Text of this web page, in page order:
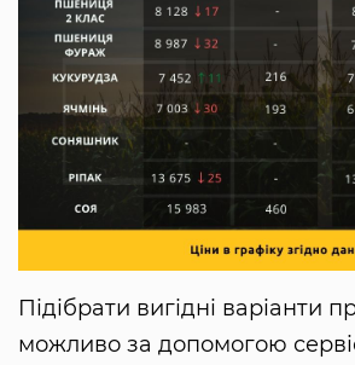
Підібрати вигідні варіанти
можливо за допомогою